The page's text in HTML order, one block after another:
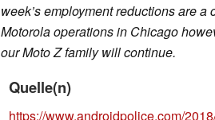
week’s employment reductions are
Motorola operations in Chicago
our Moto Z family will continue.
Quelle(n)
https://www.androidpolice.com/